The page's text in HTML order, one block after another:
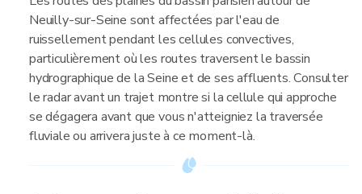
Neuilly-sur-Seine sont affectées par l'eau de
ruissellement pendant les cellules convectives,
particulièrement où les routes traversent le bassin
hydrographique de la Seine et de ses affluents. Consulter
le radar avant un trajet montre si la cellule qui approche
se dégagera avant que vous n'atteigniez la traversée
fluviale ou arrivera juste à ce moment-là.